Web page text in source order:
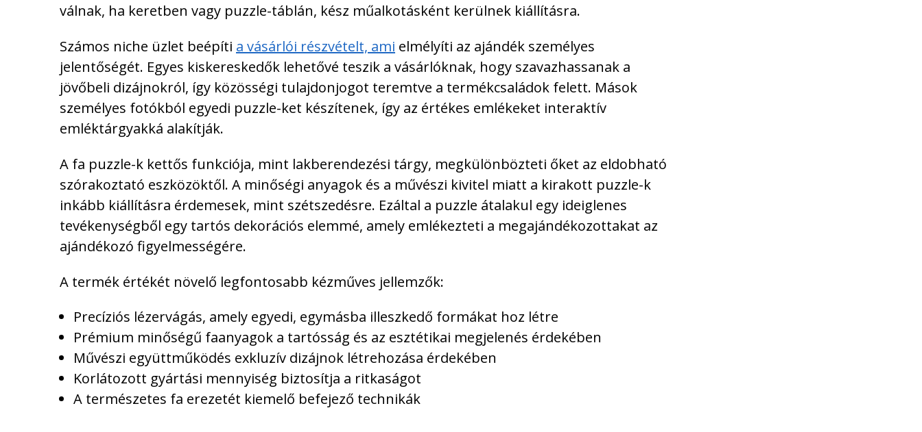
válnak, ha keretben vagy puzzle-táblán, kész műalkotásként kerülnek kiállításra.
Számos niche üzlet beépíti a vásárlói részvételt, ami elmélyíti az ajándék személyes
jelentőségét. Egyes kiskereskedők lehetővé teszik a vásárlóknak, hogy szavazhassanak a
jövőbeli dizájnokról, így közösségi tulajdonjogot teremtve a termékcsaládok felett. Mások
személyes fotókból egyedi puzzle-ket készítenek, így az értékes emlékeket interaktív
emléktárgyakká alakítják.
A fa puzzle-k kettős funkciója, mint lakberendezési tárgy, megkülönbözteti őket az eldobható
szórakoztató eszközöktől. A minőségi anyagok és a művészi kivitel miatt a kirakott puzzle-k
inkább kiállításra érdemesek, mint szétszedésre. Ezáltal a puzzle átalakul egy ideiglenes
tevékenységből egy tartós dekorációs elemmé, amely emlékezteti a megajándékozottakat az
ajándékozó figyelmességére.
A termék értékét növelő legfontosabb kézműves jellemzők:
Precíziós lézervágás, amely egyedi, egymásba illeszkedő formákat hoz létre
Prémium minőségű faanyagok a tartósság és az esztétikai megjelenés érdekében
Művészi együttműködés exkluzív dizájnok létrehozása érdekében
Korlátozott gyártási mennyiség biztosítja a ritkaságot
A természetes fa erezetét kiemelő befejező technikák